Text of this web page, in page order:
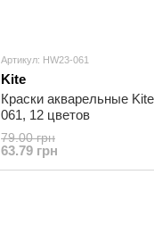
Артикул: HW23-061
Kite
Краски акварельные
061, 12 цветов
79.00 грн
63.79 грн